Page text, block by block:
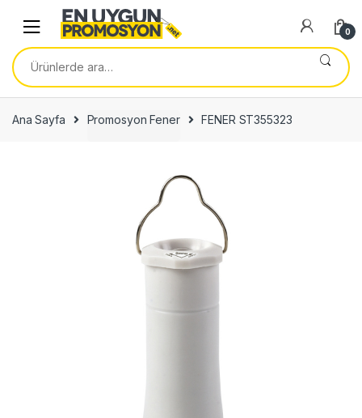
navigation
content
0
Ara:
Ana Sayfa Promosyon Fener FENER ST355323